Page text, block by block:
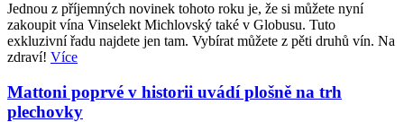
Jednou z příjemných novinek tohoto roku je, že si můžete nyní
zakoupit vína Vinselekt Michlovský také v Globusu. Tuto
exkluzivní řadu najdete jen tam. Vybírat můžete z pěti druhů vín. Na
zdraví! Více
Mattoni poprvé v historii uvádí plošně na trh
plechovky